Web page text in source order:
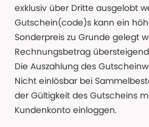
exklusiv über Dritte ausgelobt
Gutschein(code)s kann ein
Sonderpreis zu Grunde gelegt
Rechnungsbetrag
Die Auszahlung des
Nicht einlösbar bei
der Gültigkeit des Gutscheins
Kundenkonto einloggen.